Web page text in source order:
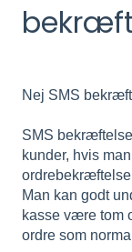
Nej SMS
SMS
kunder, hvis
Man kan godt
kasse være tom
ordre som